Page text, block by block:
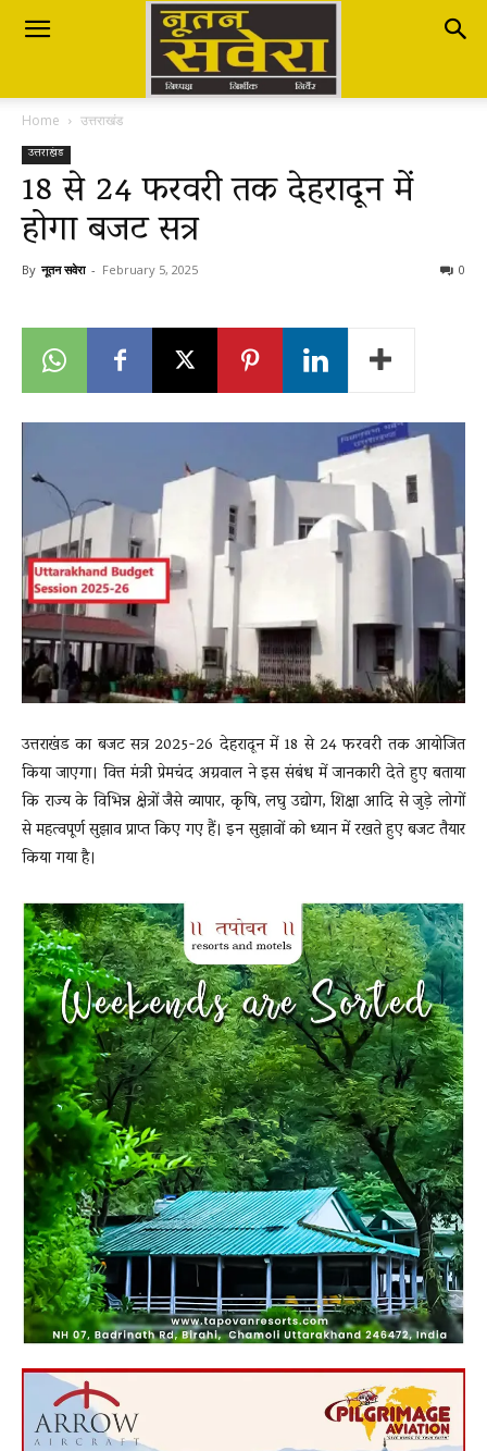
Nutan
Savera
नूतन
Breaking
News
LIVE
Home उत्तराखंड
उत्तराखंड
18 से 24 फरवरी तक देहरादून में
होगा बजट सत्र
By नूतन सवेरा - February 5, 2025 0
उत्तराखंड का बजट सत्र 2025-26 देहरादून में 18 से 24 फरवरी तक आयोजित
किया जाएगा। वित्त मंत्री प्रेमचंद अग्रवाल ने इस संबंध में जानकारी देते हुए बताया
कि राज्य के विभिन्न क्षेत्रों जैसे व्यापार, कृषि, लघु उद्योग, शिक्षा आदि से जुड़े लोगों
से महत्वपूर्ण सुझाव प्राप्त किए गए हैं। इन सुझावों को ध्यान में रखते हुए बजट तैयार
किया गया है।